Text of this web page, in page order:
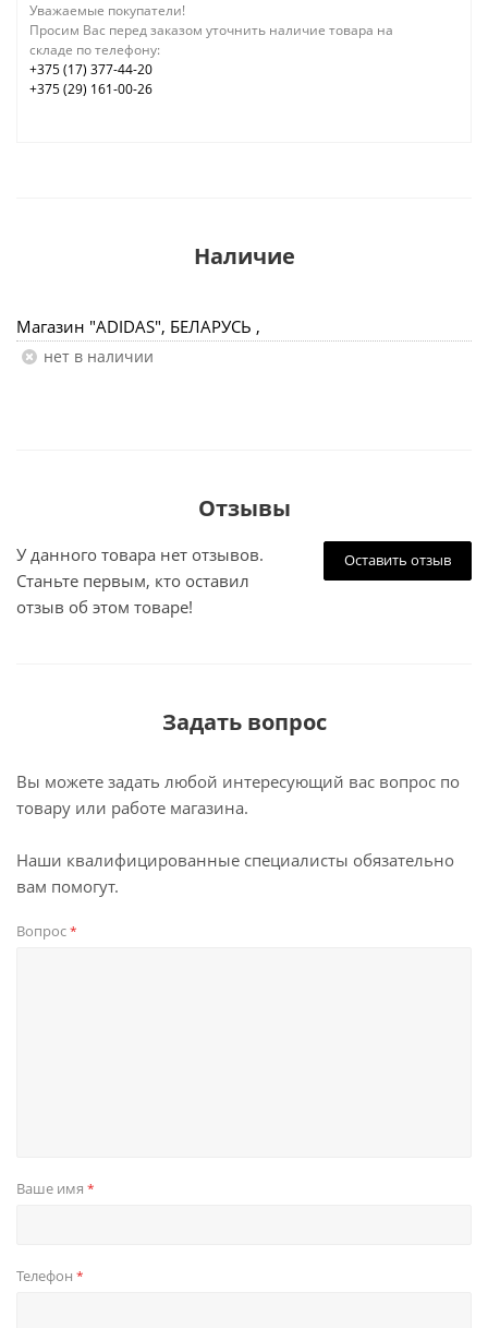
Уважаемые покупатели!
Просим Вас перед заказом уточнить наличие товара на
складе по телефону:
+375 (17) 377-44-20
+375 (29) 161-00-26
Наличие
Магазин "ADIDAS", БЕЛАРУСЬ ,
Нет в наличии
Отзывы
Оставить отзыв
У данного товара нет отзывов.
Станьте первым, кто оставил
отзыв об этом товаре!
Задать вопрос
Вы можете задать любой интересующий вас вопрос по
товару или работе магазина.
Наши квалифицированные специалисты обязательно
вам помогут.
Вопрос*
Ваше имя *
Телефон *